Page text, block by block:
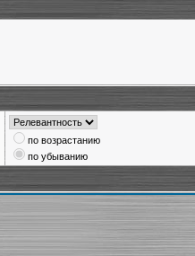
по возрастанию
по убыванию